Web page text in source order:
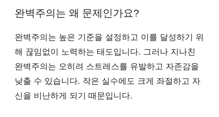
완벽주의는 왜 문제인가요?
완벽주의는 높은 기준을 설정하고 이를 달성하기 위
해 끊임없이 노력하는 태도입니다. 그러나 지나친
완벽주의는 오히려 스트레스를 유발하고 자존감을
낮출 수 있습니다. 작은 실수에도 크게 좌절하고 자
신을 비난하게 되기 때문입니다.